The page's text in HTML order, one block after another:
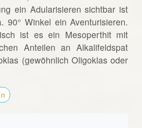
ein Adularisieren sichtbar ist
90° Winkel ein Aventurisieren.
ist es ein Mesoperthit mit
Anteilen an Alkalifeldspat
(gewöhnlich Oligoklas oder